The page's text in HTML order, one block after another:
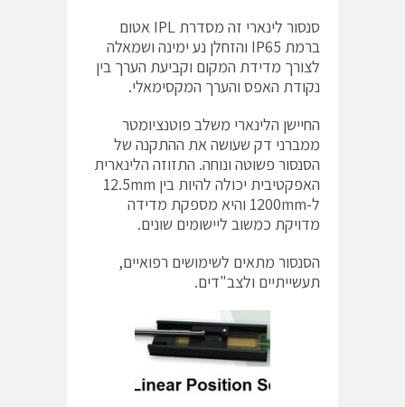
סנסור לינארי זה מסדרת IPL אטום
ברמת IP65 והזחלן נע ימינה ושמאלה
לצורך מדידת המקום וקביעת הערך בין
נקודת האפס והערך המקסימאלי.
החיישן הלינארי משלב פוטנציומטר
ממברני דק שעושה את ההתקנה של
הסנסור פשוטה ונוחה. התזוזה הלינארית
האפקטיבית יכולה להיות בין 12.5mm
ל-1200mm והיא מספקת מדידה
מדויקת כמשוב ליישומים שונים.
הסנסור מתאים לשימושים רפואיים,
תעשייתיים ולצב"דים.